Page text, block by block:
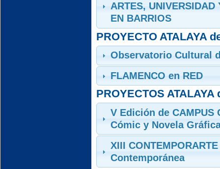
ARTES,
EN BARRIOS
PROYECTO ATALAYA
Observatorio Cultural
FLAMENCO en RED
PROYECTOS
V Edición de CAMPUS
Cómic y Novela
XIII
Contemporánea